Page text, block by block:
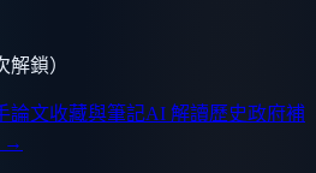
鎖）
論文收藏與筆記AI 解讀歷史政府補
→